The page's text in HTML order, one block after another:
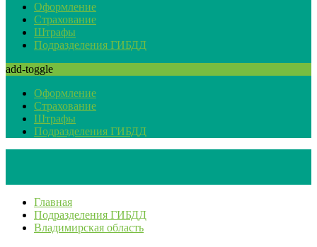
Оформление
Страхование
Штрафы
Подразделения ГИБДД
add-toggle
Оформление
Страхование
Штрафы
Подразделения ГИБДД
Главная
Подразделения ГИБДД
Владимирская область